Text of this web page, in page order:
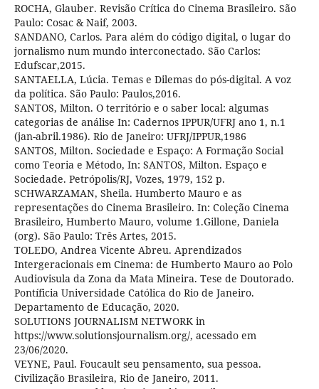
ROCHA, Glauber. Revisão Crítica do Cinema Brasileiro. São
Paulo: Cosac & Naif, 2003.
SANDANO, Carlos. Para além do código digital, o lugar do
jornalismo num mundo interconectado. São Carlos:
Edufscar,2015.
SANTAELLA, Lúcia. Temas e Dilemas do pós-digital. A voz
da política. São Paulo: Paulos,2016.
SANTOS, Milton. O território e o saber local: algumas
categorias de análise In: Cadernos IPPUR/UFRJ ano 1, n.1
(jan-abril.1986). Rio de Janeiro: UFRJ/IPPUR,1986
SANTOS, Milton. Sociedade e Espaço: A Formação Social
como Teoria e Método, In: SANTOS, Milton. Espaço e
Sociedade. Petrópolis/RJ, Vozes, 1979, 152 p.
SCHWARZAMAN, Sheila. Humberto Mauro e as
representações do Cinema Brasileiro. In: Coleção Cinema
Brasileiro, Humberto Mauro, volume 1.Gillone, Daniela
(org). São Paulo: Três Artes, 2015.
TOLEDO, Andrea Vicente Abreu. Aprendizados
Intergeracionais em Cinema: de Humberto Mauro ao Polo
Audiovisula da Zona da Mata Mineira. Tese de Doutorado.
Pontíficia Universidade Católica do Rio de Janeiro.
Departamento de Educação, 2020.
SOLUTIONS JOURNALISM NETWORK in
https://www.solutionsjournalism.org/, acessado em
23/06/2020.
VEYNE, Paul. Foucault seu pensamento, sua pessoa.
Civilização Brasileira, Rio de Janeiro, 2011.